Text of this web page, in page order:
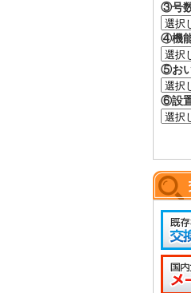
③号
④機
⑤お
⑥設